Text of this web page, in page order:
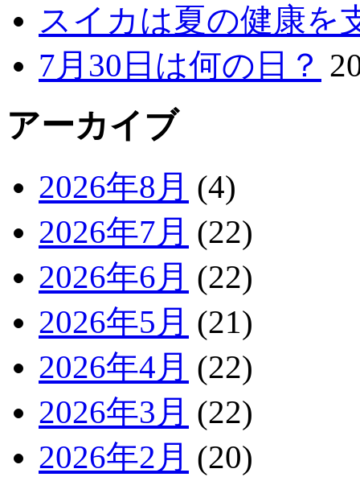
スイカは夏の健康を
7月30日は何の日？
アーカイブ
2026年8月 (4)
2026年7月 (22)
2026年6月 (22)
2026年5月 (21)
2026年4月 (22)
2026年3月 (22)
2026年2月 (20)